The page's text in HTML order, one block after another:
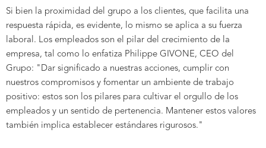
Si bien la proximidad del grupo a los clientes, que facilita una
respuesta rápida, es evidente, lo mismo se aplica a su fuerza
laboral. Los empleados son el pilar del crecimiento de la
empresa, tal como lo enfatiza Philippe GIVONE, CEO del
Grupo: "Dar significado a nuestras acciones, cumplir con
nuestros compromisos y fomentar un ambiente de trabajo
positivo: estos son los pilares para cultivar el orgullo de los
empleados y un sentido de pertenencia. Mantener estos valores
también implica establecer estándares rigurosos."